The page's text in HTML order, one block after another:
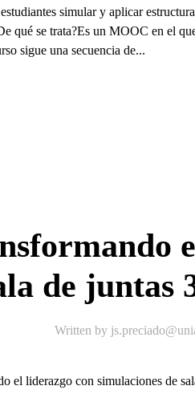
simular y aplicar
qué se trata?Es un MOOC en el
sigue una secuencia de...
de juntas
Written by
el liderazgo con simulaciones de